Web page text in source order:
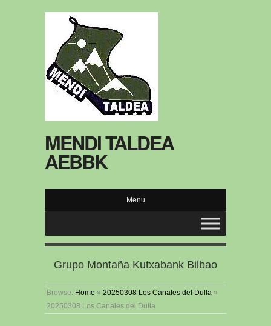
MENDI TALDEA
AEBBK
Menu
Grupo Montaña Kutxabank Bilbao
Browse: Home » 20250308 Los Canales del Dulla »
20250308 Los Canales del Dulla